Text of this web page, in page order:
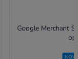
Google Merchant